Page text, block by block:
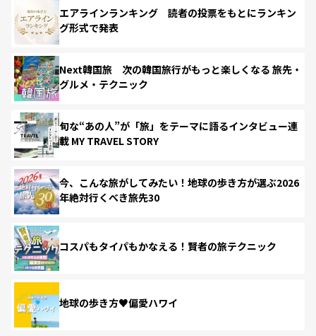
エアラインランキング 読者の投票をもとにランキン
グ形式で発表
Next韓国旅 次の韓国旅行がもっと楽しくなる 旅先・
グルメ・テクニック
旬な“あの人”が「旅」をテーマに語るインタビュー連
載 MY TRAVEL STORY
今、こんな旅がしてみたい！地球の歩き方が選ぶ2026
年絶対行くべき旅先30
コスパもタイパもかなえる！賢者の旅テクニック
地球の歩き方♥偏愛ハワイ